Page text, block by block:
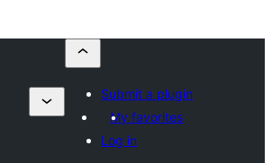
Submit a plugin
My favorites
Log in